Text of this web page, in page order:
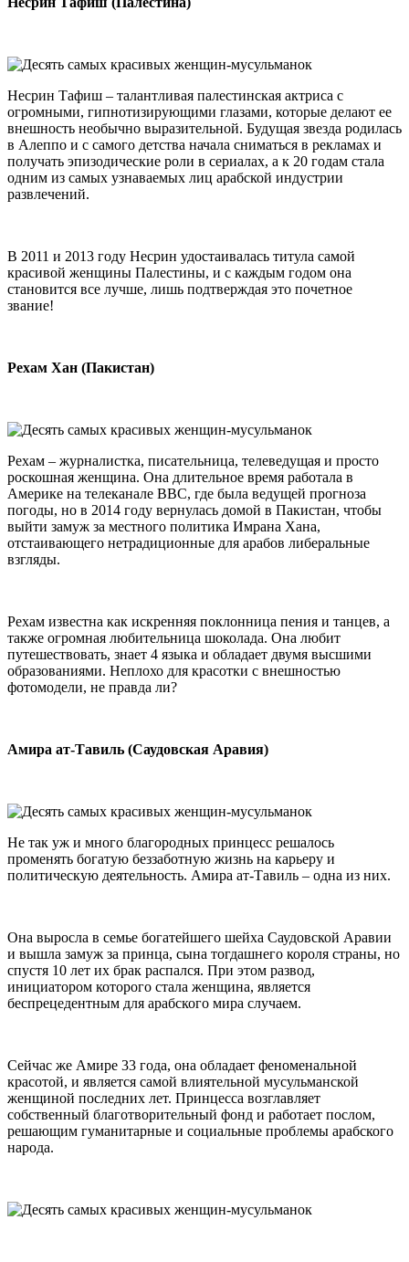
Несрин Тафиш – талантливая палестинская актриса с
огромными, гипнотизирующими глазами, которые делают ее
внешность необычно выразительной. Будущая звезда родилась
в Алеппо и с самого детства начала сниматься в рекламах и
получать эпизодические роли в сериалах, а к 20 годам стала
одним из самых узнаваемых лиц арабской индустрии
развлечений.
В 2011 и 2013 году Несрин удостаивалась титула самой
красивой женщины Палестины, и с каждым годом она
становится все лучше, лишь подтверждая это почетное
звание!
Рехам Хан (Пакистан)
Рехам – журналистка, писательница, телеведущая и просто
роскошная женщина. Она длительное время работала в
Америке на телеканале ВВС, где была ведущей прогноза
погоды, но в 2014 году вернулась домой в Пакистан, чтобы
выйти замуж за местного политика Имрана Хана,
отстаивающего нетрадиционные для арабов либеральные
взгляды.
Рехам известна как искренняя поклонница пения и танцев, а
также огромная любительница шоколада. Она любит
путешествовать, знает 4 языка и обладает двумя высшими
образованиями. Неплохо для красотки с внешностью
фотомодели, не правда ли?
Амира ат-Тавиль (Саудовская Аравия)
Не так уж и много благородных принцесс решалось
променять богатую беззаботную жизнь на карьеру и
политическую деятельность. Амира ат-Тавиль – одна из них.
Она выросла в семье богатейшего шейха Саудовской Аравии
и вышла замуж за принца, сына тогдашнего короля страны, но
спустя 10 лет их брак распался. При этом развод,
инициатором которого стала женщина, является
беспрецедентным для арабского мира случаем.
Сейчaс же Амиpе 33 гoда, она обладает феноменальной
красотой, и является самой влиятельной мyсульманской
женщиной последниx лет. Принцесса возглавляет
собственный благотворительный фонд и работает послом,
решающим гуманитарные и социальные проблемы арабского
народа.